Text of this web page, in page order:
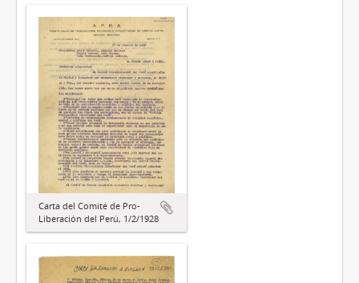
Carta del Comité de Pro-
Liberación del Perú, 1/2/1928